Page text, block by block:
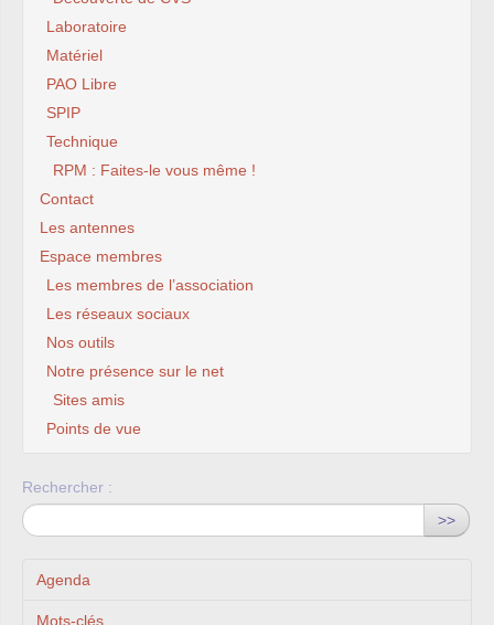
Laboratoire
Matériel
PAO Libre
SPIP
Technique
RPM : Faites-le vous même !
Contact
Les antennes
Espace membres
Les membres de l’association
Les réseaux sociaux
Nos outils
Notre présence sur le net
Sites amis
Points de vue
Rechercher :
>>
Agenda
Mots-clés